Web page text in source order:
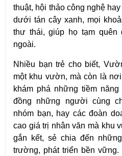
thuật, hội thảo công nghệ
dưới tán cây xanh, mọi
thư thái, giúp họ tạm
ngoài.
Nhiều bạn trẻ cho biết,
một khu vườn, mà còn là
khám phá những tiềm
đồng những người cùng
nhóm bạn, hay các đoàn
cao giá trị nhân văn mà khu
gắn kết, sẻ chia đến
trường, phát triển bền